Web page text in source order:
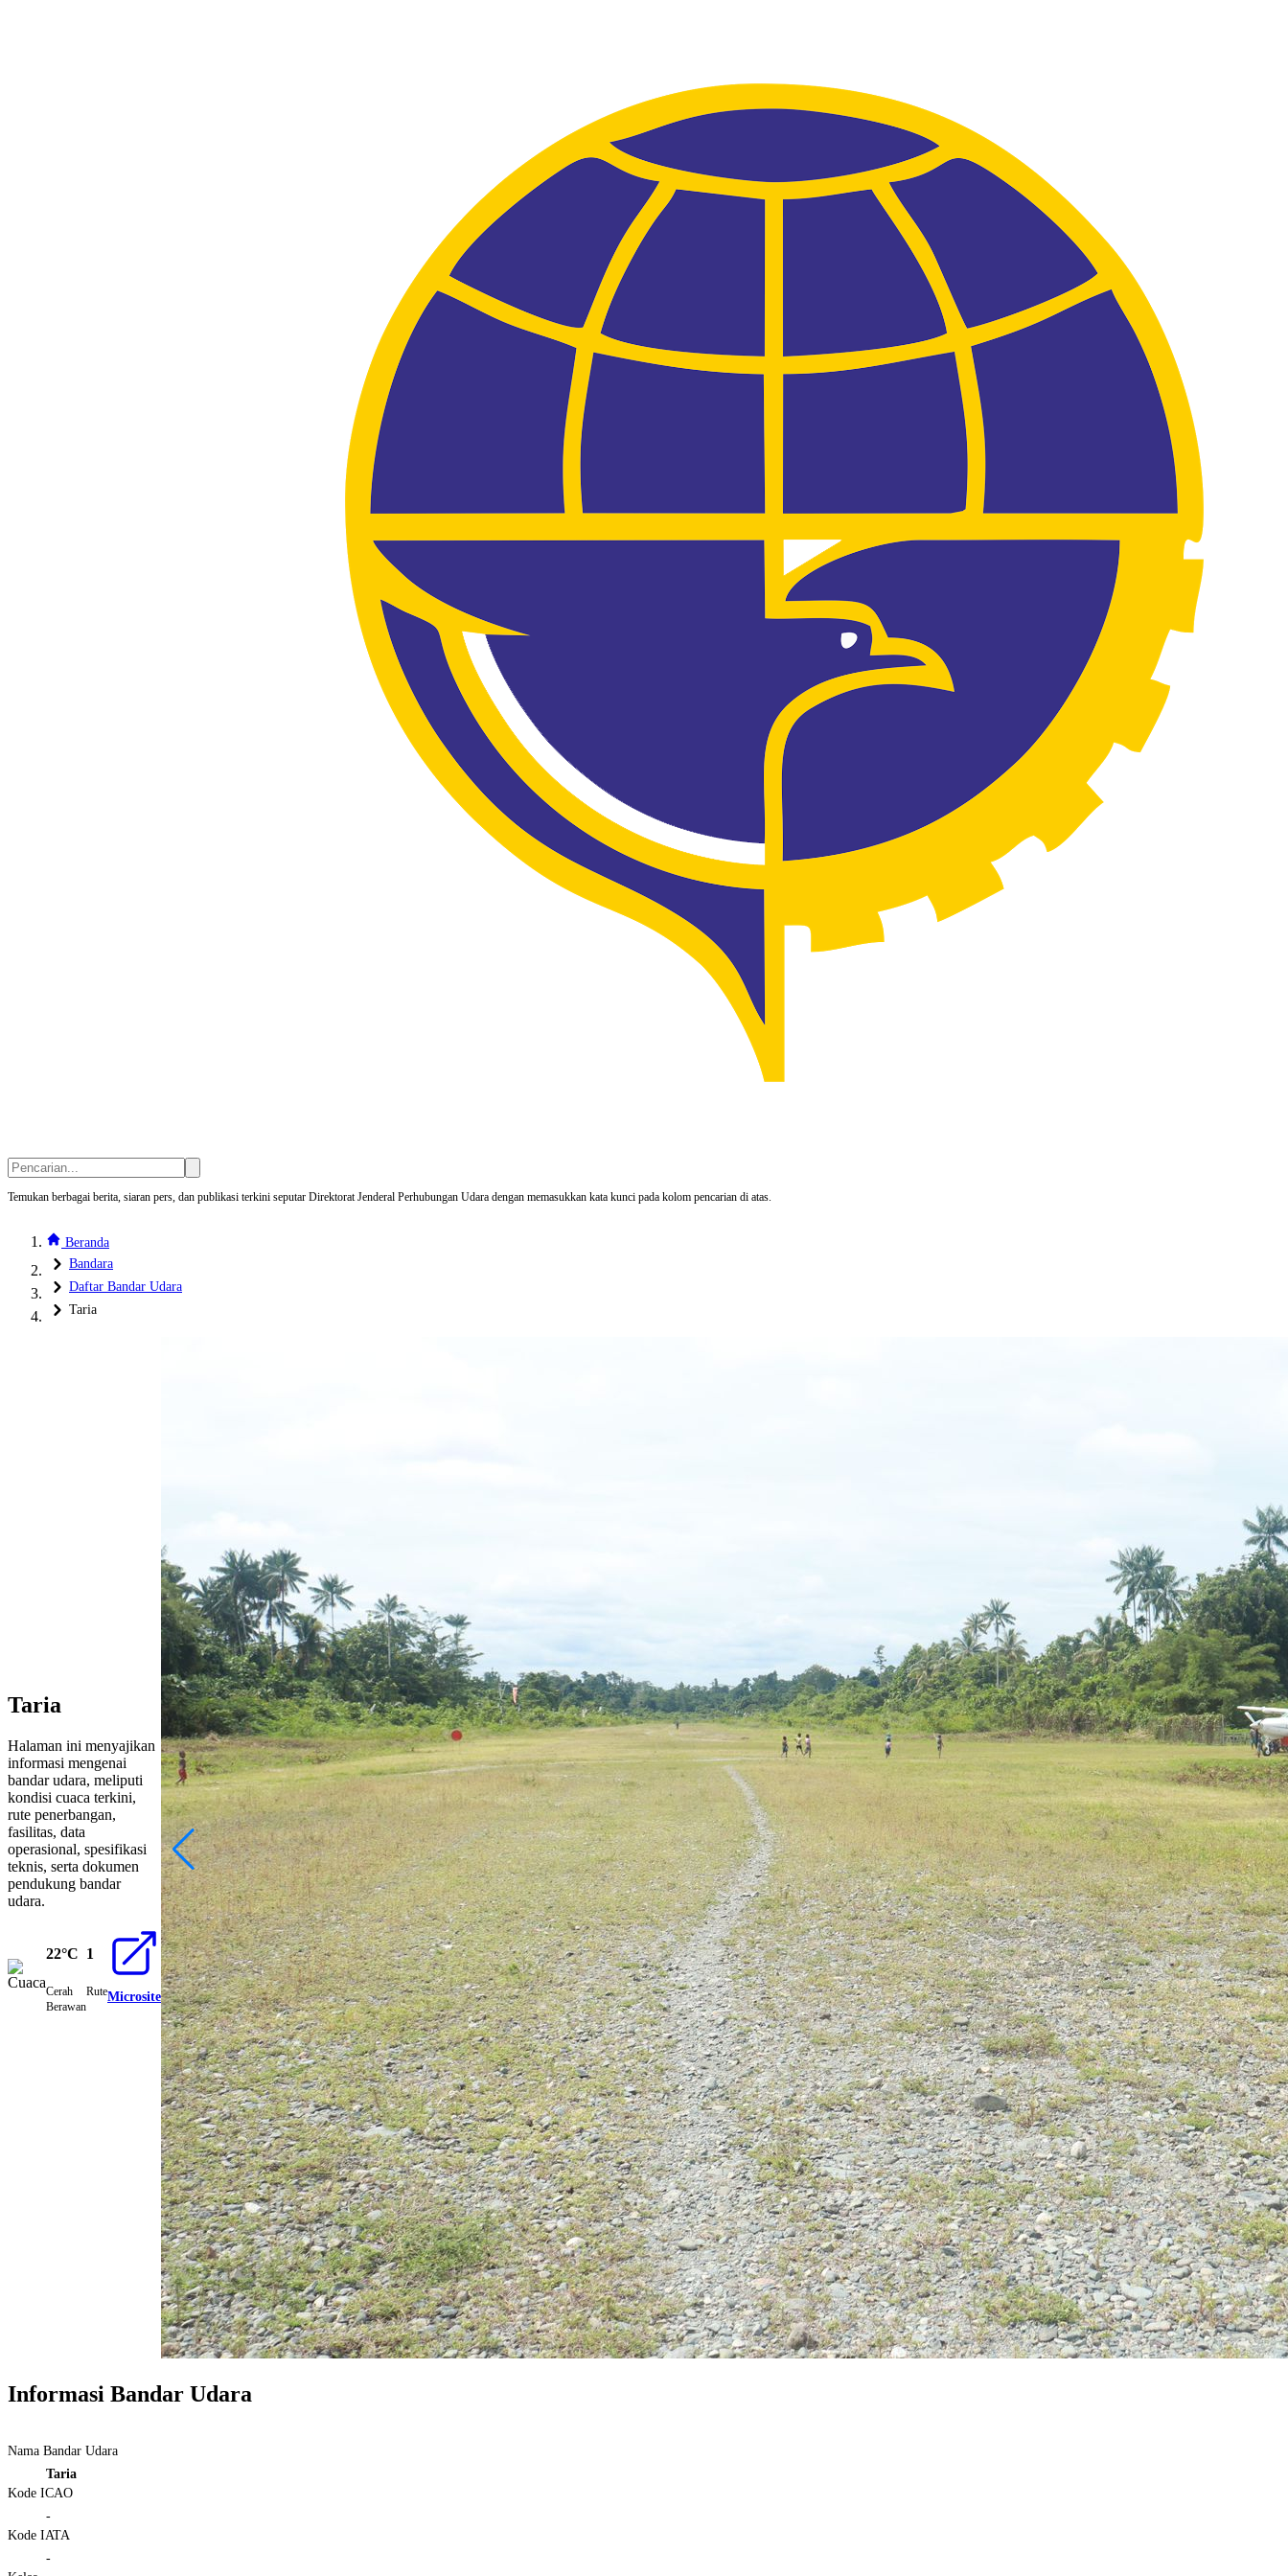
Temukan berbagai berita, siaran pers, dan publikasi terkini seputar Direktorat Jenderal Perhubungan Udara dengan memasukkan kata kunci pada kolom pencarian di atas.
Beranda
Bandara
Daftar Bandar Udara
Taria
Taria
Halaman ini menyajikan
informasi mengenai
bandar udara, meliputi
kondisi cuaca terkini,
rute penerbangan,
fasilitas, data
operasional, spesifikasi
teknis, serta dokumen
pendukung bandar
udara.
22°C
Cerah
Berawan
1
RuteMicrosite
Informasi Bandar Udara
Nama Bandar Udara
Taria
Kode ICAO
-
Kode IATA
-